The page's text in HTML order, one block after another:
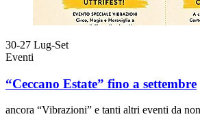
30-27 Lug-Set
Eventi
“Ceccano Estate” fino a settembre
ancora “Vibrazioni” e tanti altri eventi da